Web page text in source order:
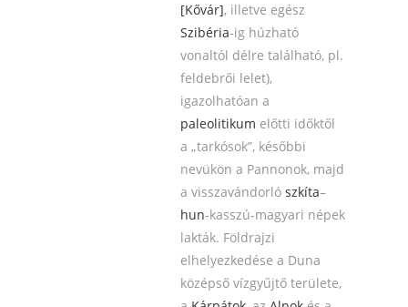
[Kővár], illetve egész
Szibéria-ig húzható
vonaltól délre található, pl.
feldebrői lelet),
igazolhatóan a
paleolitikum előtti időktől
a „tarkósok”, későbbi
nevükön a Pannonok, majd
a visszavándorló szkíta–
hun-kasszú-magyari népek
lakták. Földrajzi
elhelyezkedése a Duna
középső vízgyűjtő területe,